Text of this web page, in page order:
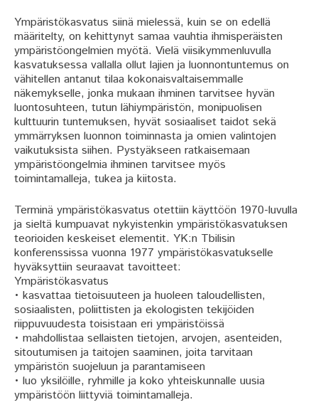
Ympäristökasvatus siinä mielessä, kuin se on edellä
määritelty, on kehittynyt samaa vauhtia ihmisperäisten
ympäristöongelmien myötä. Vielä viisikymmenluvulla
kasvatuksessa vallalla ollut lajien ja luonnontuntemus on
vähitellen antanut tilaa kokonaisvaltaisemmalle
näkemykselle, jonka mukaan ihminen tarvitsee hyvän
luontosuhteen, tutun lähiympäristön, monipuolisen
kulttuurin tuntemuksen, hyvät sosiaaliset taidot sekä
ymmärryksen luonnon toiminnasta ja omien valintojen
vaikutuksista siihen. Pystyäkseen ratkaisemaan
ympäristöongelmia ihminen tarvitsee myös
toimintamalleja, tukea ja kiitosta.
Terminä ympäristökasvatus otettiin käyttöön 1970-luvulla
ja sieltä kumpuavat nykyistenkin ympäristökasvatuksen
teorioiden keskeiset elementit. YK:n Tbilisin
konferenssissa vuonna 1977 ympäristökasvatukselle
hyväksyttiin seuraavat tavoitteet:
Ympäristökasvatus
• kasvattaa tietoisuuteen ja huoleen taloudellisten,
sosiaalisten, poliittisten ja ekologisten tekijöiden
riippuvuudesta toisistaan eri ympäristöissä
• mahdollistaa sellaisten tietojen, arvojen, asenteiden,
sitoutumisen ja taitojen saaminen, joita tarvitaan
ympäristön suojeluun ja parantamiseen
• luo yksilöille, ryhmille ja koko yhteiskunnalle uusia
ympäristöön liittyviä toimintamalleja.